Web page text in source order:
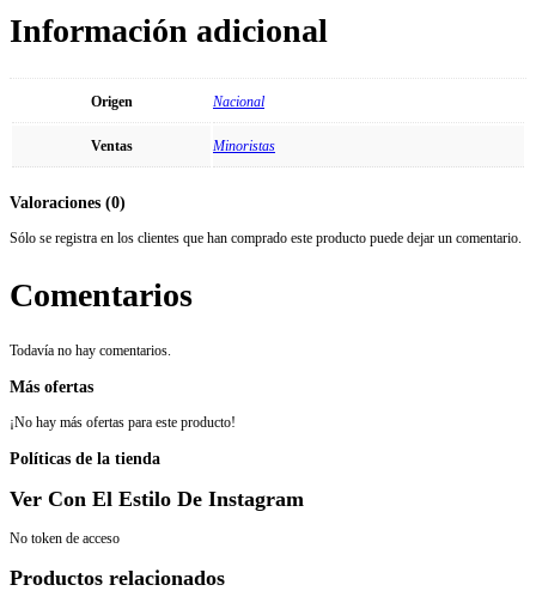
Información adicional
Origen Nacional
Ventas Minoristas
Valoraciones (0)
Sólo se registra en los clientes que han comprado este producto puede dejar un comentario.
Comentarios
Todavía no hay comentarios.
Más ofertas
¡No hay más ofertas para este producto!
Políticas de la tienda
Ver Con El Estilo De Instagram
No token de acceso
Productos relacionados